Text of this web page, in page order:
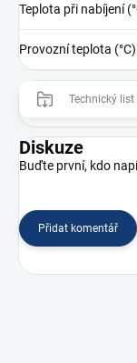
Teplota při nabíjení
Provozní teplota (°C)
Technický list
Diskuze
Buďte první, kdo
Přidat komentář